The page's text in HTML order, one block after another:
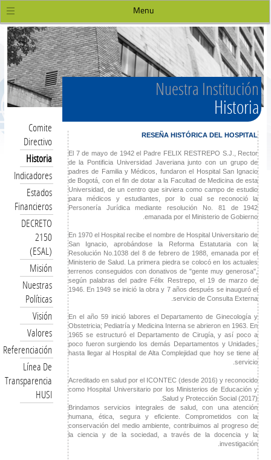
Menu
Nuestra Institución
Historia
RESEÑA HISTÓRICA DEL HOSPITAL
El 7 de mayo de 1942 el Padre FELIX RESTREPO S.J., Rector
de la Pontificia Universidad Javeriana junto con un grupo de
padres de Familia y Médicos, fundaron el Hospital San Ignacio
de Bogotá, con el fin de dotar a la Facultad de Medicina de esta
Universidad, de un centro que sirviera como campo de estudio
para médicos y estudiantes, por lo cual se reconoció la
Personería Jurídica mediante resolución No. 81 de 1942
emanada por el Ministerio de Gobierno.
En 1970 el Hospital recibe el nombre de Hospital Universitario de
San Ignacio, aprobándose la Reforma Estatutaria con la
Resolución No.1038 del 8 de febrero de 1988, emanada por el
Ministerio de Salud. La primera piedra se colocó en los actuales
terrenos conseguidos con donativos de "gente muy generosa",
según palabras del padre Félix Restrepo, el 19 de marzo de
1946. En 1949 se inició la obra y 7 años después se inauguró el
servicio de Consulta Externa.
En el año 59 inició labores el Departamento de Ginecología y
Obstetricia; Pediatría y Medicina Interna se abrieron en 1963. En
1965 se estructuró el Departamento de Cirugía, y así poco a
poco fueron surgiendo los demás Departamentos y Unidades,
hasta llegar al Hospital de Alta Complejidad que hoy se tiene al
servicio.
Acreditado en salud por el ICONTEC (desde 2016) y reconocido
como Hospital Universitario por los Ministerios de Educación y
Salud y Protección Social (2017).
Brindamos servicios integrales de salud, con una atención
humana, ética, segura y eficiente. Comprometidos con la
conservación del medio ambiente, contribuimos al progreso de
la ciencia y de la sociedad, a través de la docencia y la
investigación.
Comite
Directivo
Historia
Indicadores
Estados
Financieros
DECRETO
2150
(ESAL)
Misión
Nuestras
Políticas
Visión
Valores
Referenciación
Línea De
Transparencia
HUSI